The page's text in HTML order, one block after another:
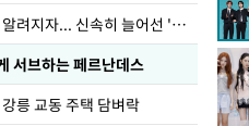
주택용지 검토 알려지자... 신속히 늘어선 '근조화환'
서브하는 페르난데스
릉 교동 주택 담벼락